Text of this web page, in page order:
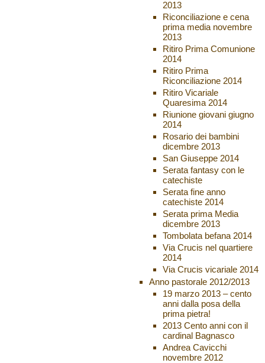
2013
Riconciliazione e cena
prima media novembre
2013
Ritiro Prima Comunione
2014
Ritiro Prima
Riconciliazione 2014
Ritiro Vicariale
Quaresima 2014
Riunione giovani giugno
2014
Rosario dei bambini
dicembre 2013
San Giuseppe 2014
Serata fantasy con le
catechiste
Serata fine anno
catechiste 2014
Serata prima Media
dicembre 2013
Tombolata befana 2014
Via Crucis nel quartiere
2014
Via Crucis vicariale 2014
Anno pastorale 2012/2013
19 marzo 2013 – cento
anni dalla posa della
prima pietra!
2013 Cento anni con il
cardinal Bagnasco
Andrea Cavicchi
novembre 2012